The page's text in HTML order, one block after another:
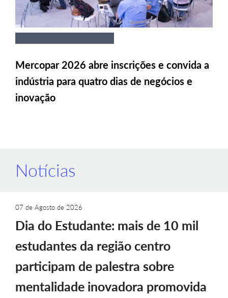
Mercopar 2026 abre inscrições e convida a
indústria para quatro dias de negócios e
inovação
Notícias
07 de Agosto de 2026
Dia do Estudante: mais de 10 mil
estudantes da região centro
participam de palestra sobre
mentalidade inovadora promovida